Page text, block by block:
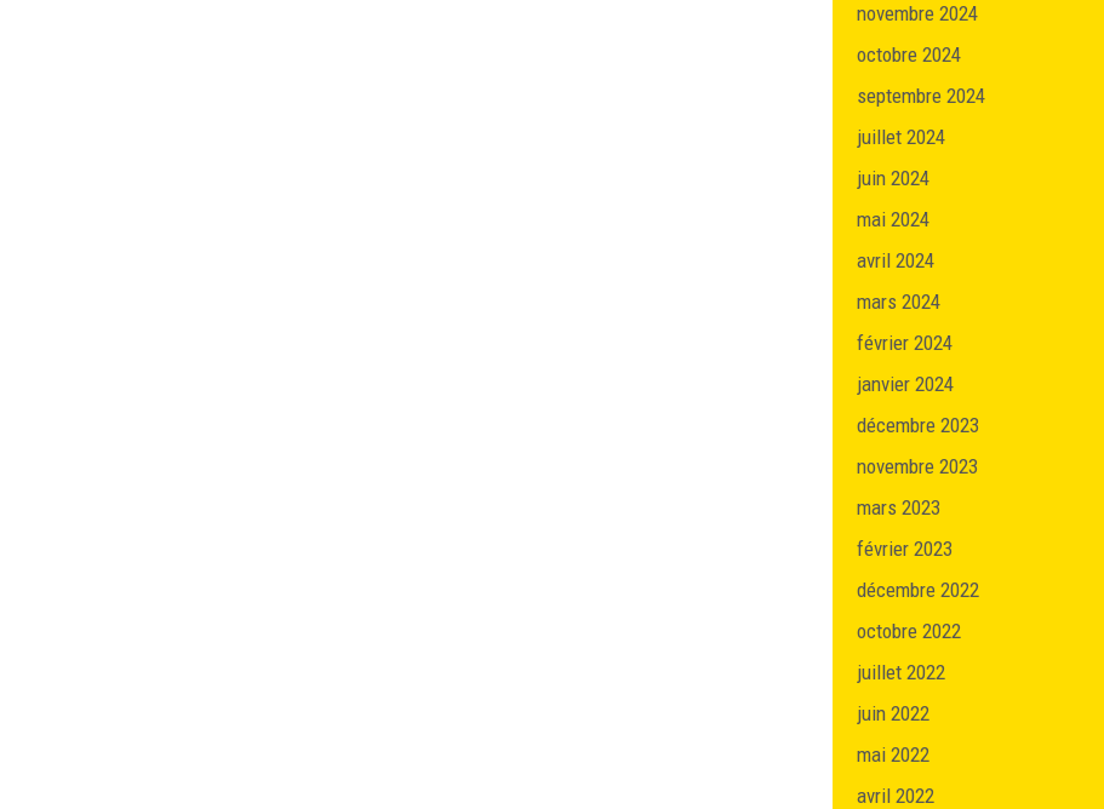
novembre 2024
octobre 2024
septembre 2024
juillet 2024
juin 2024
mai 2024
avril 2024
mars 2024
février 2024
janvier 2024
décembre 2023
novembre 2023
mars 2023
février 2023
décembre 2022
octobre 2022
juillet 2022
juin 2022
mai 2022
avril 2022